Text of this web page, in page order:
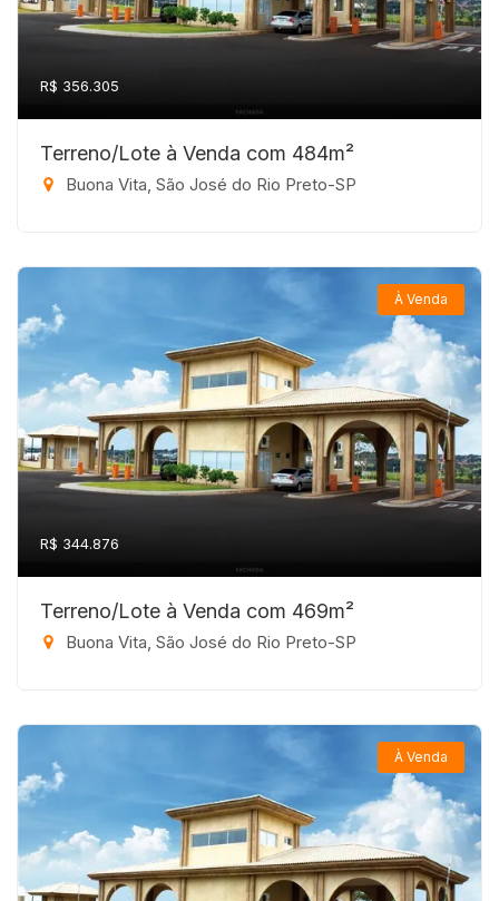
R$ 356.305
Terreno/Lote à Venda com 484m²
Buona Vita, São José do Rio Preto-SP
À Venda
R$ 344.876
Terreno/Lote à Venda com 469m²
Buona Vita, São José do Rio Preto-SP
À Venda